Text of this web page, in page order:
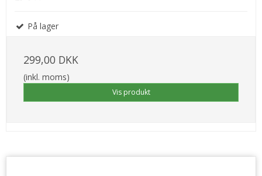
På lager
299,00 DKK
(inkl. moms)
Vis produkt